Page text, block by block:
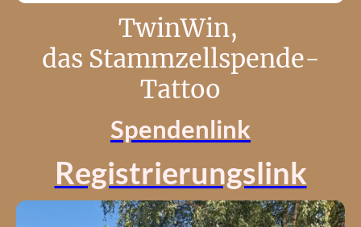
TwinWin,
das Stammzellspende-
Tattoo
Spendenlink
Registrierungslink